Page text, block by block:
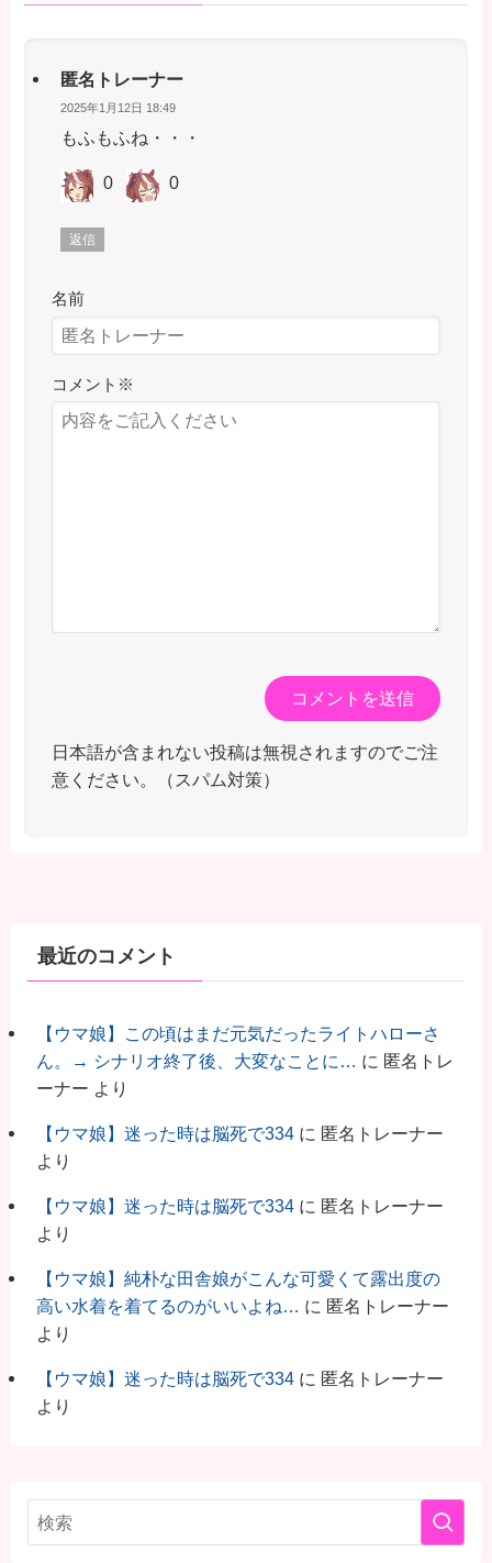
匿名トレーナー
2025年1月12日 18:49
もふもふね・・・
0 0
返信
名前
コメント ※
日本語が含まれない投稿は無視されますのでご注
意ください。（スパム対策）
最近のコメント
【ウマ娘】この頃はまだ元気だったライトハローさ
ん。→ シナリオ終了後、大変なことに… に 匿名トレ
ーナー より
【ウマ娘】迷った時は脳死で334に 匿名トレーナー
より
【ウマ娘】迷った時は脳死で334に 匿名トレーナー
より
【ウマ娘】純朴な田舎娘がこんな可愛くて露出度の
高い水着を着てるのがいいよね… に 匿名トレーナー
より
【ウマ娘】迷った時は脳死で334に 匿名トレーナー
より